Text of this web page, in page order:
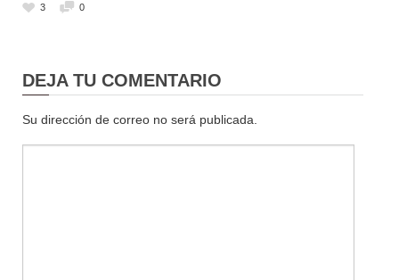
3 0
DEJA TU COMENTARIO
Su dirección de correo no será publicada.